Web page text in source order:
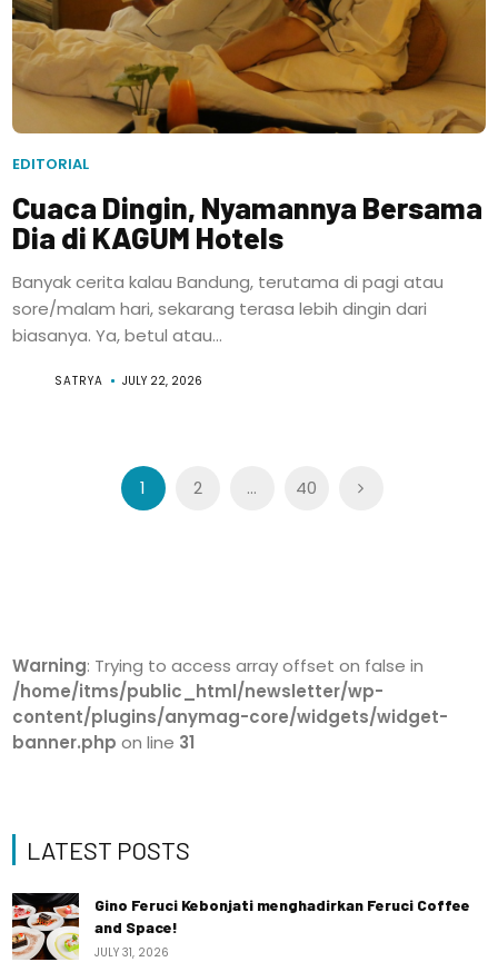
EDITORIAL
Cuaca Dingin, Nyamannya Bersama
Dia di KAGUM Hotels
Banyak cerita kalau Bandung, terutama di pagi atau
sore/malam hari, sekarang terasa lebih dingin dari
biasanya. Ya, betul atau...
SATRYA JULY 22, 2026
1 2 … 40
Warning: Trying to access array offset on false in
/home/itms/public_html/newsletter/wp-
content/plugins/anymag-core/widgets/widget-
banner.php on line 31
LATEST POSTS
Gino Feruci Kebonjati menghadirkan Feruci Coffee
and Space!
JULY 31, 2026